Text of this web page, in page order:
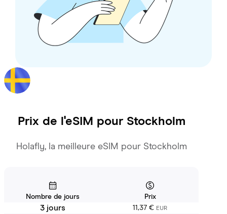
Prix de l'eSIM pour Stockholm
Holafly, la meilleure eSIM pour Stockholm
Nombre de jours Prix
3 jours 11,37 € EUR